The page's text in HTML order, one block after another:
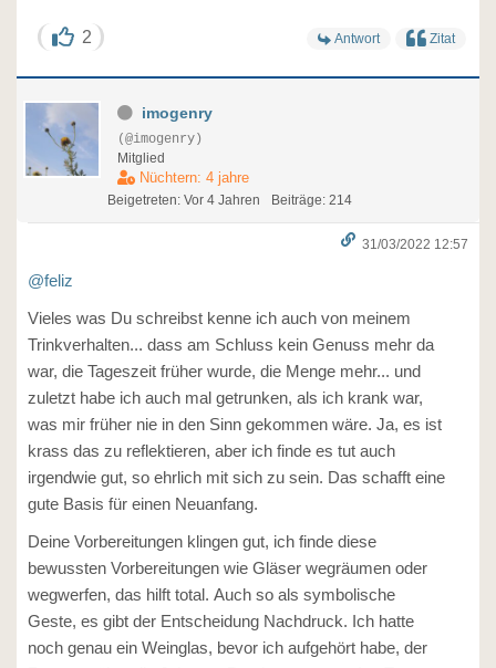
2 Antwort Zitat
imogenry
(@imogenry)
Mitglied
Nüchtern: 4 jahre
Beigetreten: Vor 4 Jahren Beiträge: 214
31/03/2022 12:57
@feliz
Vieles was Du schreibst kenne ich auch von meinem
Trinkverhalten... dass am Schluss kein Genuss mehr da
war, die Tageszeit früher wurde, die Menge mehr... und
zuletzt habe ich auch mal getrunken, als ich krank war,
was mir früher nie in den Sinn gekommen wäre. Ja, es ist
krass das zu reflektieren, aber ich finde es tut auch
irgendwie gut, so ehrlich mit sich zu sein. Das schafft eine
gute Basis für einen Neuanfang.
Deine Vorbereitungen klingen gut, ich finde diese
bewussten Vorbereitungen wie Gläser wegräumen oder
wegwerfen, das hilft total. Auch so als symbolische
Geste, es gibt der Entscheidung Nachdruck. Ich hatte
noch genau ein Weinglas, bevor ich aufgehört habe, der